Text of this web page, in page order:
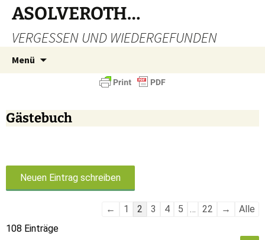
ASOLVEROTH…
VERGESSEN UND WIEDERGEFUNDEN
Menü
Gästebuch
← 1 2 3 4 5 … 22 →
Alle
108 Einträge